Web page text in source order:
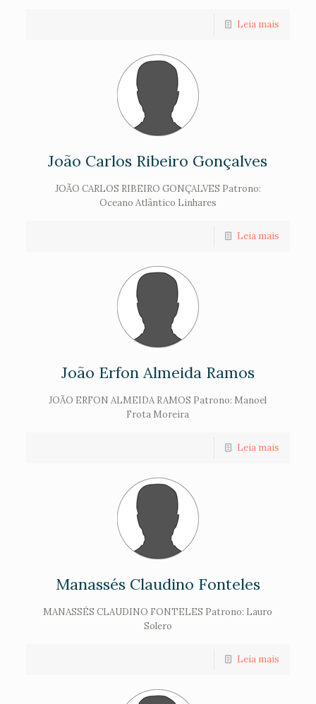
Leia mais
João Carlos Ribeiro Gonçalves
JOÃO CARLOS RIBEIRO GONÇALVES Patrono:
Oceano Atlântico Linhares
Leia mais
João Erfon Almeida Ramos
JOÃO ERFON ALMEIDA RAMOS Patrono: Manoel
Frota Moreira
Leia mais
Manassés Claudino Fonteles
MANASSÉS CLAUDINO FONTELES Patrono: Lauro
Solero
Leia mais